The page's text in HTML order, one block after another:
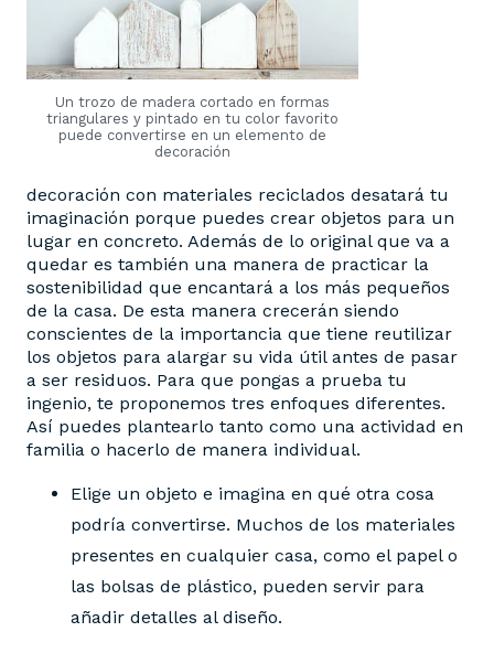
Un trozo de madera cortado en formas
triangulares y pintado en tu color favorito
puede convertirse en un elemento de
decoración
decoración con materiales reciclados desatará tu
imaginación porque puedes crear objetos para un
lugar en concreto. Además de lo original que va a
quedar es también una manera de practicar la
sostenibilidad que encantará a los más pequeños
de la casa. De esta manera crecerán siendo
conscientes de la importancia que tiene reutilizar
los objetos para alargar su vida útil antes de pasar
a ser residuos. Para que pongas a prueba tu
ingenio, te proponemos tres enfoques diferentes.
Así puedes plantearlo tanto como una actividad en
familia o hacerlo de manera individual.
Elige un objeto e imagina en qué otra cosa
podría convertirse. Muchos de los materiales
presentes en cualquier casa, como el papel o
las bolsas de plástico, pueden servir para
añadir detalles al diseño.